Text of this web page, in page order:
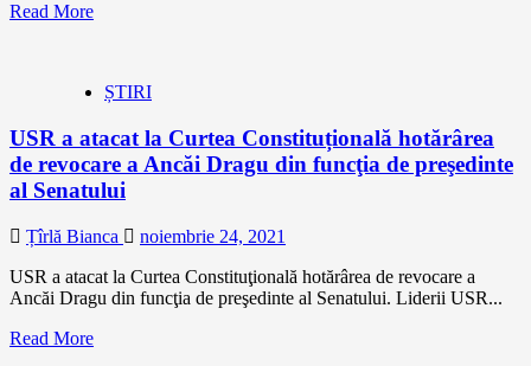
Read More
ȘTIRI
USR a atacat la Curtea Constituțională hotărârea
de revocare a Ancăi Dragu din funcţia de preşedinte
al Senatului
Țîrlă Bianca
noiembrie 24, 2021
USR a atacat la Curtea Constituţională hotărârea de revocare a
Ancăi Dragu din funcţia de preşedinte al Senatului. Liderii USR...
Read More